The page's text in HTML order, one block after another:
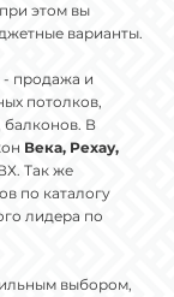
этом вы
варианты.
- продажа и
потолков,
балконов. В
Века, Рехау,
Так же
по каталогу
лидера по
выбором,